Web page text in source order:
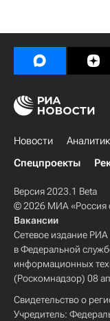
Новости
Спецпроекты
Версия 2023.1 Beta
© 2026 МИА «Россия
Вакансии
Сетевое издание
в Федеральной
информационных
(Роскомнадзор) 08
Свидетельство о
Учредитель: